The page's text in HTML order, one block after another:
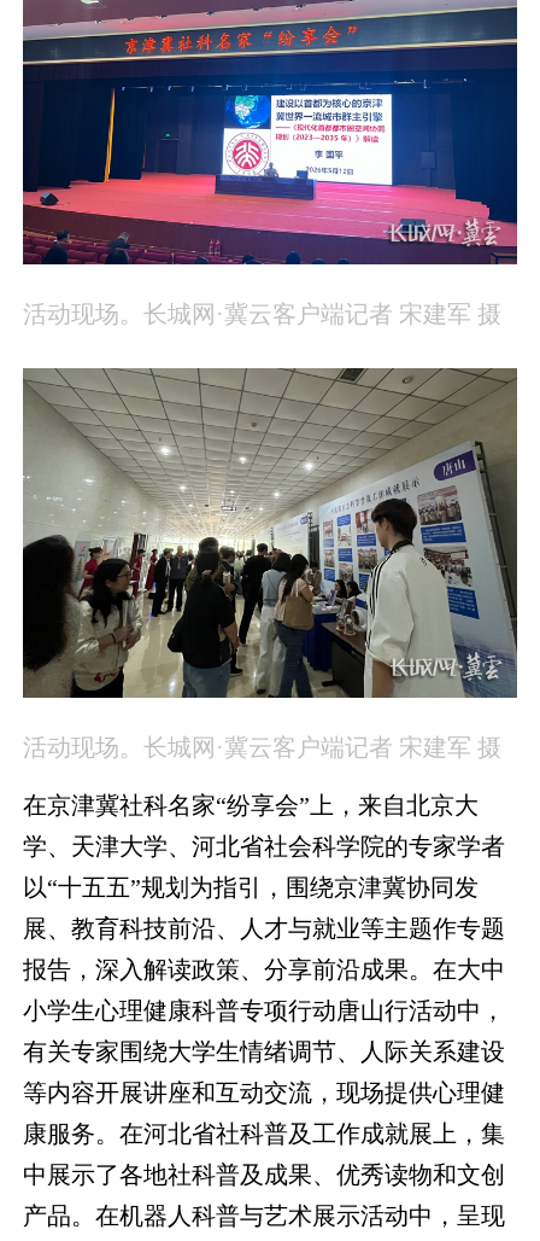
活动现场。长城网·冀云客户端记者 宋建军 摄
活动现场。长城网·冀云客户端记者 宋建军 摄
在京津冀社科名家“纷享会”上，来自北京大
学、天津大学、河北省社会科学院的专家学者
以“十五五”规划为指引，围绕京津冀协同发
展、教育科技前沿、人才与就业等主题作专题
报告，深入解读政策、分享前沿成果。在大中
小学生心理健康科普专项行动唐山行活动中，
有关专家围绕大学生情绪调节、人际关系建设
等内容开展讲座和互动交流，现场提供心理健
康服务。在河北省社科普及工作成就展上，集
中展示了各地社科普及成果、优秀读物和文创
产品。在机器人科普与艺术展示活动中，呈现